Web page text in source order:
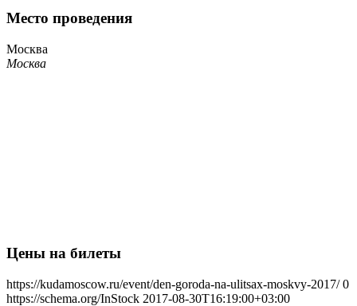
Место проведения
Москва
Москва
Цены на билеты
https://kudamoscow.ru/event/den-goroda-na-ulitsax-moskvy-2017/ 0
https://schema.org/InStock 2017-08-30T16:19:00+03:00